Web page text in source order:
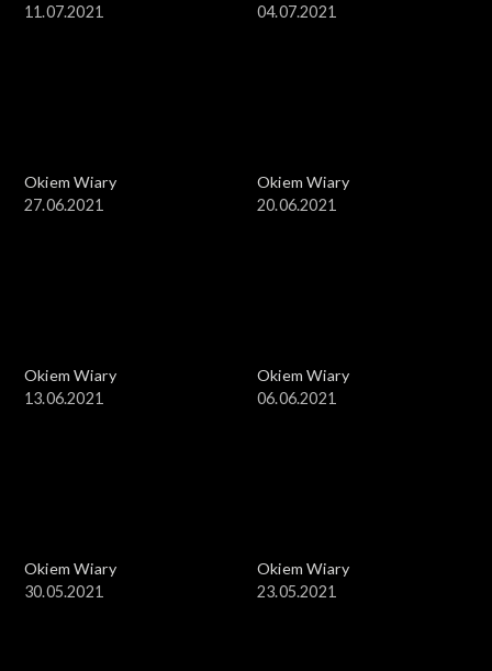
11.07.2021
04.07.2021
Okiem Wiary
27.06.2021
Okiem Wiary
20.06.2021
Okiem Wiary
13.06.2021
Okiem Wiary
06.06.2021
Okiem Wiary
30.05.2021
Okiem Wiary
23.05.2021